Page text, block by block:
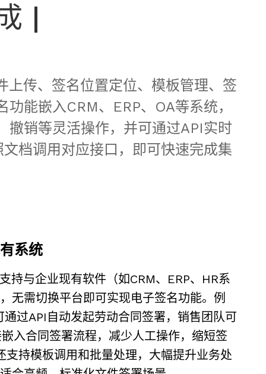
|
能嵌入CRM、ERP、OA等系统，
撤销等灵活操作，并可通过API实时
档调用对应接口，即可快速完成集
系统
与企业现有软件（如CRM、ERP、HR系
无需切换平台即可实现电子签名功能。例
通过API自动发起劳动合同签署，销售团队可
入合同签署流程，减少人工操作，缩短签
支持模板调用和批量处理，大幅提升业务处